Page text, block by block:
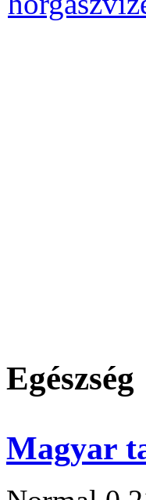
Egészség
Magyar